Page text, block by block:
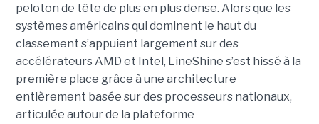
peloton de tête de plus en plus dense. Alors que les
systèmes américains qui dominent le haut du
classement s’appuient largement sur des
accélérateurs AMD et Intel, LineShine s’est hissé à la
première place grâce à une architecture
entièrement basée sur des processeurs nationaux,
articulée autour de la plateforme